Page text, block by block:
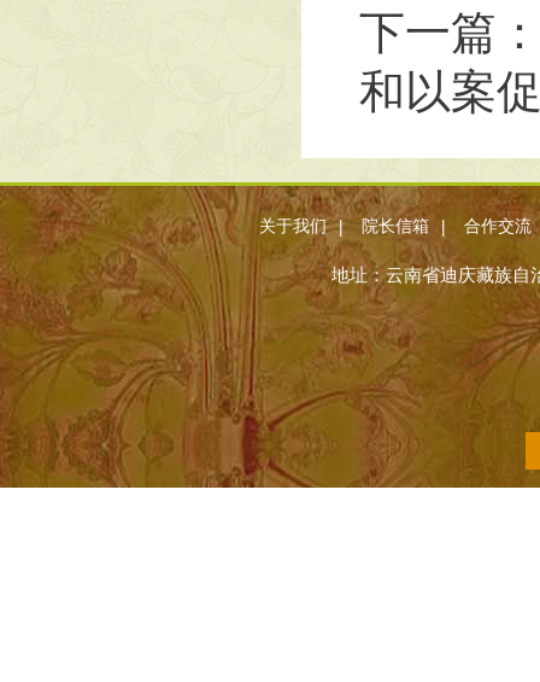
下一篇
和以案
关于我们 | 院长信箱 | 合作交流
地址：云南省迪庆藏族